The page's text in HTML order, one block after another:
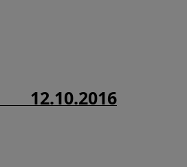
12.10.2016